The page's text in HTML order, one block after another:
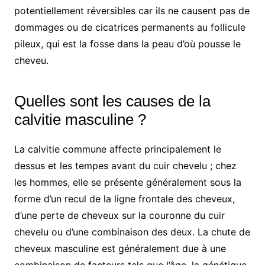
potentiellement réversibles car ils ne causent pas de
dommages ou de cicatrices permanents au follicule
pileux, qui est la fosse dans la peau d’où pousse le
cheveu.
Quelles sont les causes de la
calvitie masculine ?
La calvitie commune affecte principalement le
dessus et les tempes avant du cuir chevelu ; chez
les hommes, elle se présente généralement sous la
forme d’un recul de la ligne frontale des cheveux,
d’une perte de cheveux sur la couronne du cuir
chevelu ou d’une combinaison des deux. La chute de
cheveux masculine est généralement due à une